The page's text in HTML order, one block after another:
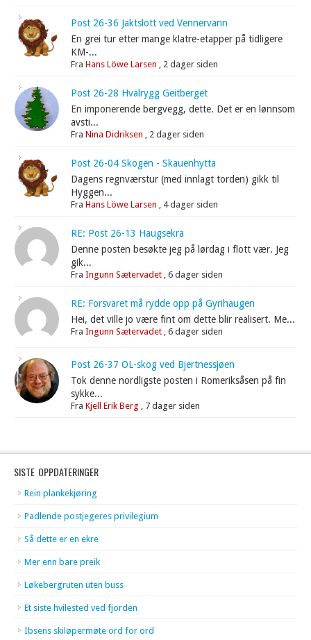
Post 26-36 Jaktslott ved Vennervann
En grei tur etter mange klatre-etapper på tidligere
KM-...
FraHans Löwe Larsen , 2 dager siden
Post 26-28 Hvalrygg Geitberget
En imponerende bergvegg, dette. Det er en lønnsom
avsti...
FraNina Didriksen , 2 dager siden
Post 26-04 Skogen - Skauenhytta
Dagens regnværstur (med innlagt torden) gikk til
Hyggen...
FraHans Löwe Larsen , 4 dager siden
RE: Post 26-13 Haugsekra
Denne posten besøkte jeg på lørdag i flott vær. Jeg
gik...
FraIngunn Sætervadet ,6 dager siden
RE: Forsvaret må rydde opp på Gyrihaugen
Hei, det ville jo være fint om dette blir realisert. Me...
FraIngunn Sætervadet ,6 dager siden
Post 26-37 OL-skog ved Bjertnessjøen
Tok denne nordligste posten i Romeriksåsen på fin
sykke...
FraKjell Erik Berg , 7 dager siden
SISTE OPPDATERINGER
Rein plankekjøring
Padlende postjegeres privilegium
Så dette er en ekre
Mer enn bare preik
Løkebergruten uten buss
Et siste hvilested ved fjorden
Ibsens skiløpermøte ord for ord